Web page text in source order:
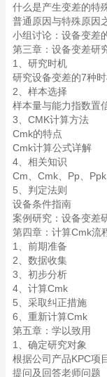
什么是产生变差的特
普通原因与特殊原因
小组讨论：设备变差
第三章：设备变差研
1、研究时机
研究设备变差的7种
2、样本选择
样本量与能力指数置
3、CMK计算方法
Cmk的特点
Cmk计算公式详解
4、相关知识
Cm、Cmk、Pp、
5、判定法则
设备条件指南
案例研究：设备变差
第四章：计算Cmk流
1、前期准备
2、数据收集
3、初步分析
4、计算Cmk
5、采取纠正措施
6、重新计算Cmk
第五章：学以致用
1、确定研究对象
根据公司产品KPC项
提问及回答老师问题